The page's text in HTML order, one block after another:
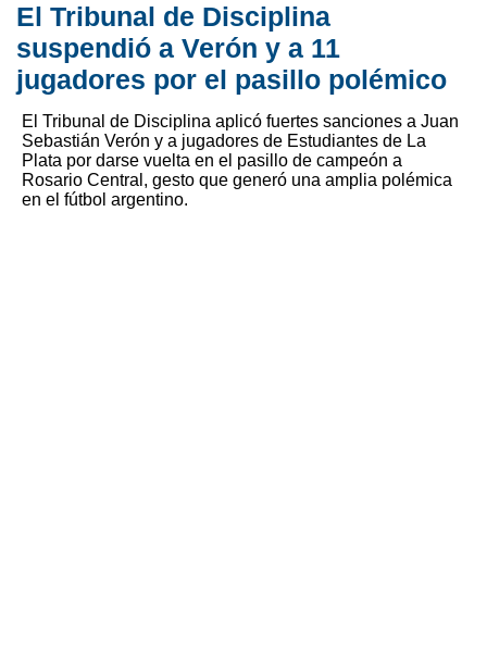
El Tribunal de Disciplina
suspendió a Verón y a 11
jugadores por el pasillo polémico
El Tribunal de Disciplina aplicó fuertes sanciones a Juan
Sebastián Verón y a jugadores de Estudiantes de La
Plata por darse vuelta en el pasillo de campeón a
Rosario Central, gesto que generó una amplia polémica
en el fútbol argentino.